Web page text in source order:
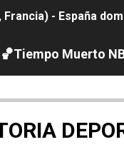
- España
a The Demand
- Dobletes de
🏀Tiempo Muerto